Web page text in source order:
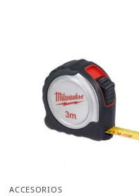
ACCESORIOS